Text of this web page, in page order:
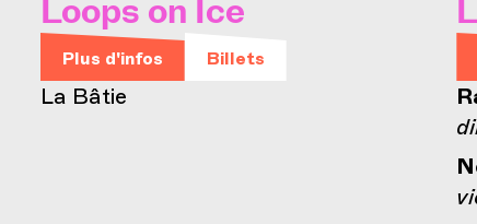
Loops on Ice
Plus d'infos Billets
La Bâtie